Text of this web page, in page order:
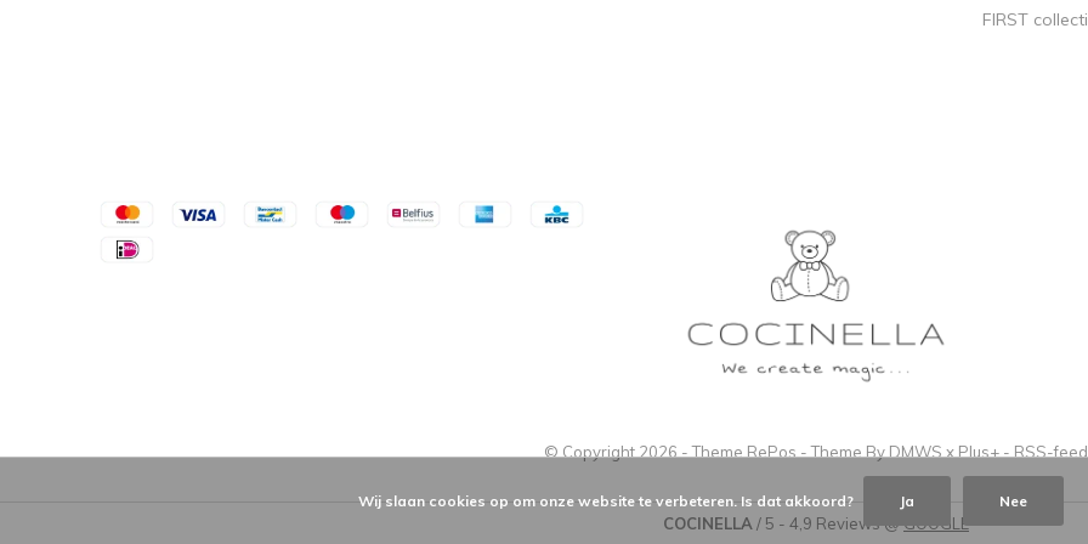
FIRST
© Copyright 2026 - Theme RePos - Theme By DMWS x Plus+ - RSS-feed
COCINELLA / 5 - 4,9 Reviews @GOOGLE
Wij slaan cookies op om onze website te verbeteren. Is dat akkoord? Ja Nee